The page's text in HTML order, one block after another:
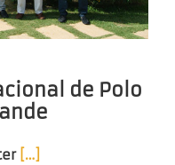
de Polo
[…]